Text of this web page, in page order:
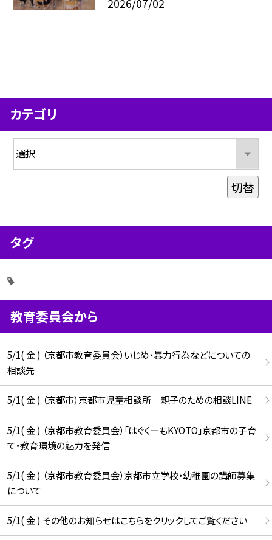
2026/07/02
カテゴリ
切替
タグ
教育委員会から
5/1( 金 ) （京都市教育委員会）いじめ・暴力行為などについての
相談先
5/1( 金 ) （京都市）京都市児童相談所 親子のための相談LINE
5/1( 金 ) （京都市教育委員会）「はぐくーもKYOTO」京都市の子育
て・教育環境の魅力を発信
5/1( 金 ) （京都市教育委員会）京都市立学校・幼稚園の講師募集
について
5/1( 金 ) その他のお知らせはこちらをクリックしてご覧ください